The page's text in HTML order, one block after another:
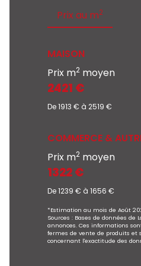
Prix au m2
MAISON
Prix m2 moyen
2421 €
De 1913 € à 2519 €
COMMERCE &
Prix m2 moyen
1322 €
De 1239 € à 1656 €
*Estimation au mois de Août
Sources : Bases de données
annonces. Ces informations
fermes de vente de produits et
concernant l'exactitude des